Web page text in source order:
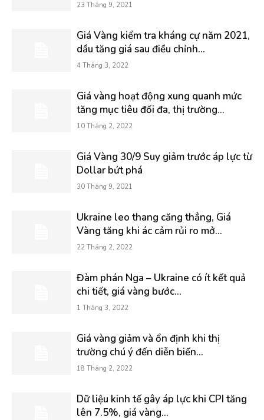
23 Tháng 9, 2021
Giá Vàng kiểm tra kháng cự năm 2021,
dầu tăng giá sau điều chỉnh...
4 Tháng 3, 2022
Giá vàng hoạt động xung quanh mức
tăng mục tiêu đối đa, thị trường...
10 Tháng 2, 2022
Giá Vàng 30/9 Suy giảm trước áp lực từ
Dollar bứt phá
30 Tháng 9, 2021
Ukraine leo thang căng thẳng, Giá
Vàng tăng khi ác cảm rủi ro mở...
22 Tháng 2, 2022
Đàm phán Nga – Ukraine có ít kết quả
chi tiết, giá vàng bước...
1 Tháng 3, 2022
Giá vàng giảm và ổn định khi thị
trường chú ý đến diễn biến...
18 Tháng 2, 2022
Dữ liệu kinh tế gây áp lực khi CPI tăng
lên 7.5%, giá vàng...